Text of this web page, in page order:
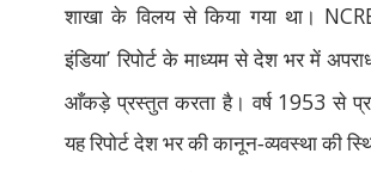
शाखा के विलय से किया गया था।
इंडिया’रिपोर्ट के माध्यम से देश भर में
आँकड़े प्रस्तुत करता है। वर्ष 1953 से
यह रिपोर्ट देश भर की कानून-व्यवस्था की